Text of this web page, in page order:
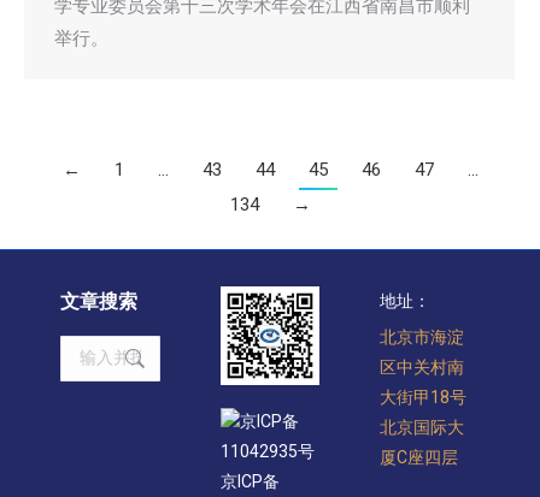
学专业委员会第十三次学术年会在江西省南昌市顺利
举行。
← 1 … 43 44 45 46 47
…
134
→
文章搜索
Search:
京ICP备
11042935号
京ICP备
地址：
北京市海淀
区中关村南
大街甲18号
北京国际大
厦C座四层